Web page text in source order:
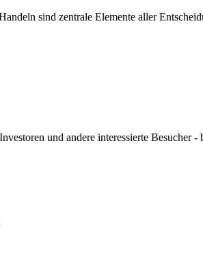
sind zentrale Elemente aller
und andere interessierte